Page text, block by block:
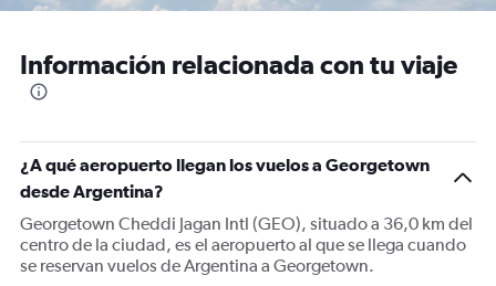
Información relacionada con tu viaje
¿A qué aeropuerto llegan los vuelos a Georgetown
desde Argentina?
Georgetown Cheddi Jagan Intl (GEO), situado a 36,0 km del
centro de la ciudad, es el aeropuerto al que se llega cuando
se reservan vuelos de Argentina a Georgetown.